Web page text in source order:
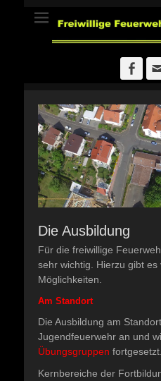
Die Ausbildung
Für die freiwillige
sehr wichtig. Hierzu gibt es
Möglichkeiten.
Am Standort
Die Ausbildung am
Jugendfeuerwehr an und
Übungsgruppen fortgesetzt.
Kernbereiche der